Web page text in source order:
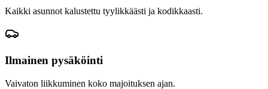
Kaikki asunnot kalustettu tyylikkäästi ja kodikkaasti.
Ilmainen pysäköinti
Vaivaton liikkuminen koko majoituksen ajan.